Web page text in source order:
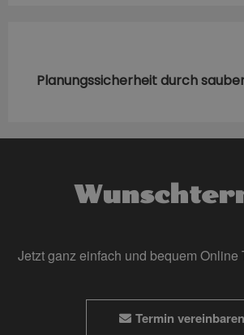
Planungssicherheit durch
Jetzt ganz einfach und bequem Online
Termin vereinbaren